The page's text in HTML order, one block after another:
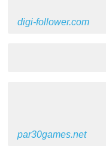
digi-follower.com
par30games.net